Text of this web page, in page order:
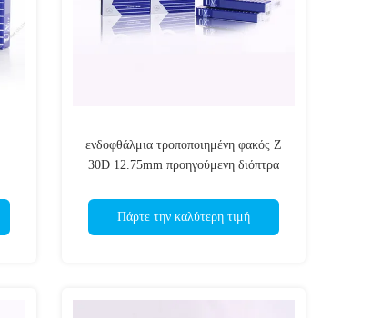
ενδοφθάλμια τροποποιημένη φακός Ζ
30D 12.75mm προηγούμενη διόπτρα
Πάρτε την καλύτερη τιμή